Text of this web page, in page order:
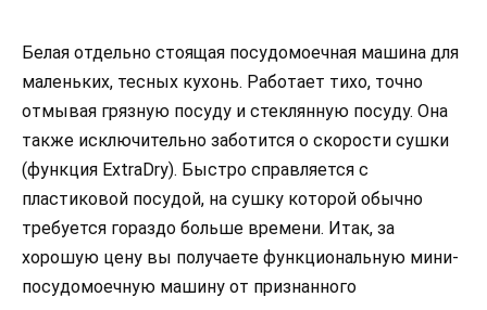
Белая отдельно стоящая посудомоечная машина для
маленьких, тесных кухонь. Работает тихо, точно
отмывая грязную посуду и стеклянную посуду. Она
также исключительно заботится о скорости сушки
(функция ExtraDry). Быстро справляется с
пластиковой посудой, на сушку которой обычно
требуется гораздо больше времени. Итак, за
хорошую цену вы получаете функциональную мини-
посудомоечную машину от признанного